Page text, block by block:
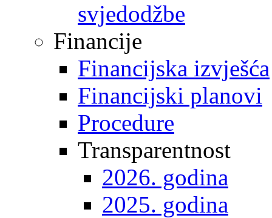
svjedodžbe
Financije
Financijska izvješća
Financijski planovi
Procedure
Transparentnost
2026. godina
2025. godina